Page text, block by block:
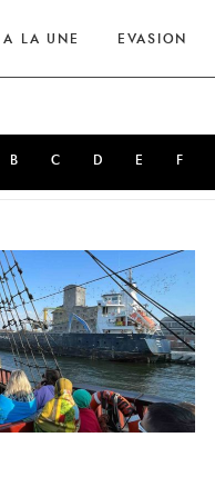
A LA UNE EVASION
B C D E F